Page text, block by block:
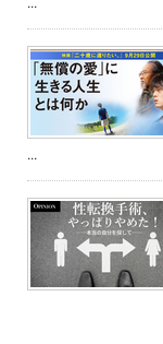
...